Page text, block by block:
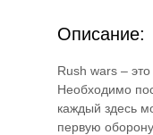
Описание:
Rush wars –
Необходимо
каждый здесь
первую